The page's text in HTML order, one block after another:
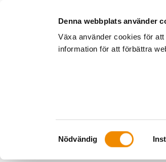
Denna webbplats använder
Växa använder cookies för
information för att förbättra
Samtyckesval
Nödvändig